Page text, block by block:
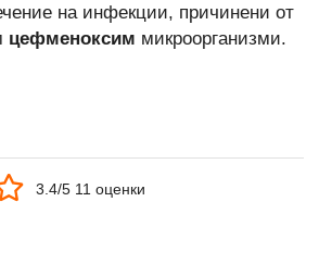
на инфекции, причинени от
цефменоксим микроорганизми.
3.4/5 11 оценки